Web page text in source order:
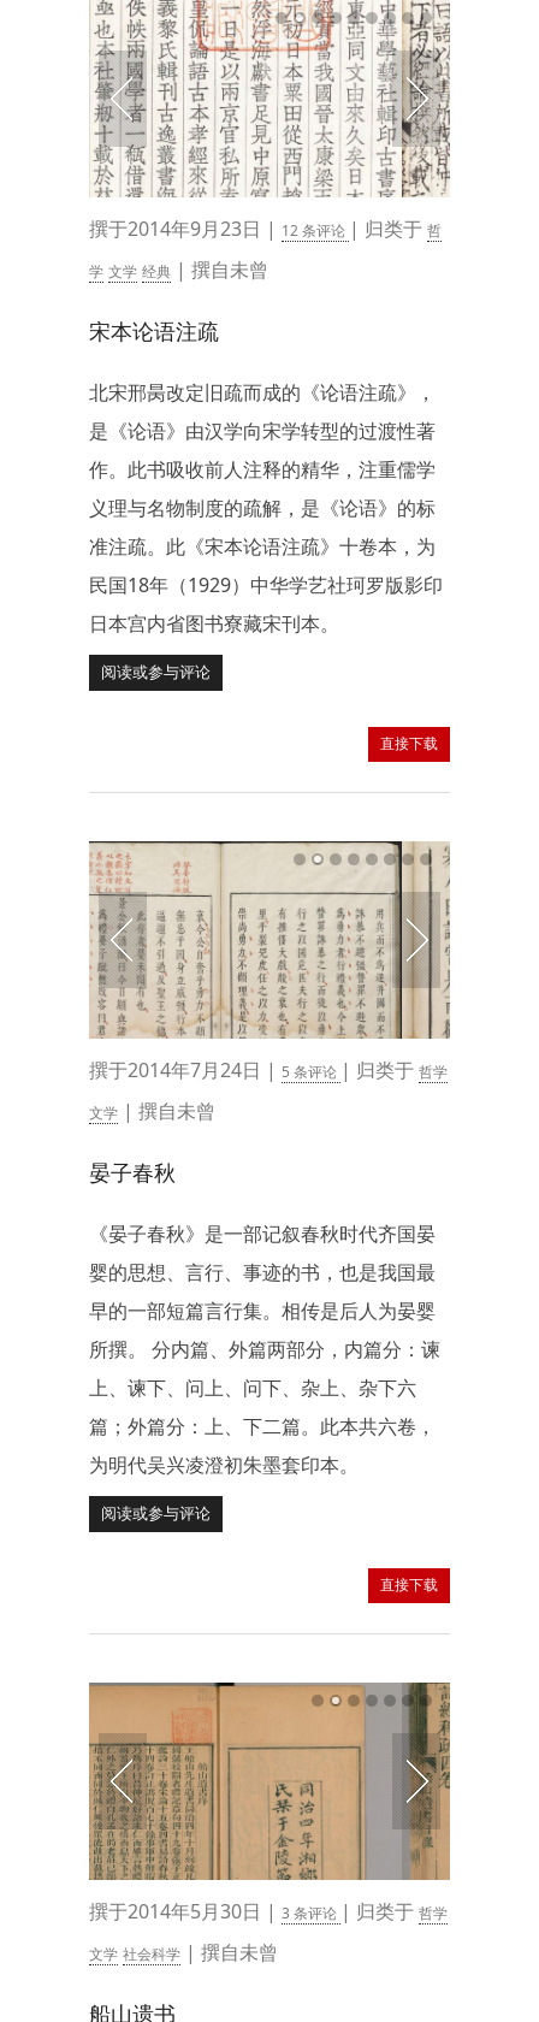
撰于2014年9月23日 | 12 条评论 | 归类于 哲
学 文学 经典 | 撰自未曾
宋本论语注疏
北宋邢昺改定旧疏而成的《论语注疏》，
是《论语》由汉学向宋学转型的过渡性著
作。此书吸收前人注释的精华，注重儒学
义理与名物制度的疏解，是《论语》的标
准注疏。此《宋本论语注疏》十卷本，为
民国18年（1929）中华学艺社珂罗版影印
日本宫内省图书寮藏宋刊本。
阅读或参与评论
直接下载
撰于2014年7月24日 | 5 条评论 | 归类于 哲学
文学 | 撰自未曾
晏子春秋
《晏子春秋》是一部记叙春秋时代齐国晏
婴的思想、言行、事迹的书，也是我国最
早的一部短篇言行集。相传是后人为晏婴
所撰。 分内篇、外篇两部分，内篇分：谏
上、谏下、问上、问下、杂上、杂下六
篇；外篇分：上、下二篇。此本共六卷，
为明代吴兴凌澄初朱墨套印本。
阅读或参与评论
直接下载
撰于2014年5月30日 | 3 条评论 | 归类于 哲学
文学 社会科学 | 撰自未曾
船山遗书